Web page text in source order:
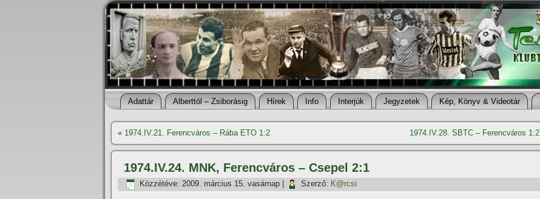
Adattár Alberttól – Zsiborásig Hí­rek Info Interjúk Jegyzetek Kép, Könyv & Videotár
« 1974.IV.21. Ferencváros – Rába ETO 1:2 1974.IV.28. SBTC – Ferencváros 1:2
1974.IV.24. MNK, Ferencváros – Csepel 2:1
Közzétéve: 2009. március 15. vasárnap Szerző: K@rcsi